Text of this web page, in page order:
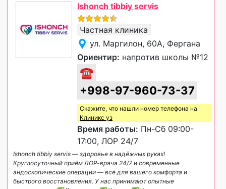
Ishonch tibbiy servis
Частная клиника
ул. Маргилон, 60A, Фергана
Ориентир: напротив школы №12
☎
+998-97-960-73-37
Скажите, что нашли номер телефона на
Клиникс уз
Время работы: Пн-Сб 09:00-
17:00, ЛОР 24/7
Ishonch tibbiy servis — здоровье в надёжных руках!
Круглосуточный приём ЛОР-врача 24/7 и современные
эндоскопические операции — всё для вашего комфорта и
быстрого восстановления. У нас принимают опытные